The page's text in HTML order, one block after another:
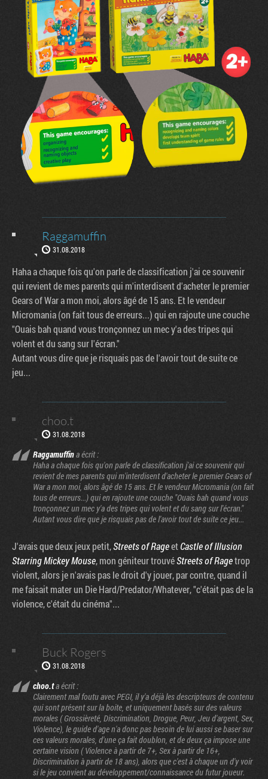
Raggamuffin
31.08.2018
Haha a chaque fois qu'on parle de classification j'ai ce souvenir
qui revient de mes parents qui m'interdisent d'acheter le premier
Gears of War a mon moi, alors âgé de 15 ans. Et le vendeur
Micromania (on fait tous de erreurs...) qui en rajoute une couche
"Ouais bah quand vous tronçonnez un mec y'a des tripes qui
volent et du sang sur l'écran."
Autant vous dire que je risquais pas de l'avoir tout de suite ce
jeu...
choo.t
31.08.2018
Raggamuffina écrit :
Haha a chaque fois qu'on parle de classification j'ai ce souvenir qui
revient de mes parents qui m'interdisent d'acheter le premier Gears of
War a mon moi, alors âgé de 15 ans. Et le vendeur Micromania (on fait
tous de erreurs...) qui en rajoute une couche "Ouais bah quand vous
tronçonnez un mec y'a des tripes qui volent et du sang sur l'écran."
Autant vous dire que je risquais pas de l'avoir tout de suite ce jeu...
J'avais que deux jeux petit,Streets of RageetCastle of Illusion
Starring Mickey Mouse, mon géniteur trouvéStreets of Ragetrop
violent, alors je n'avais pas le droit d'y jouer, par contre, quand il
me faisait mater un Die Hard/Predator/Whatever, "c'était pas de la
violence, c'était du cinéma"...
Buck Rogers
31.08.2018
choo.ta écrit :
Clairement mal foutu avec PEGI, il y'a déjà les descripteurs de contenu
qui sont présent sur la boite, et uniquement basés sur des valeurs
morales ( Grossièreté, Discrimination, Drogue, Peur, Jeu d'argent, Sex,
Violence), le guide d'age n'a donc pas besoin de lui aussi se baser sur
ces valeurs morales, d'une ça fait doublon, et de deux ça impose une
certaine vision ( Violence à partir de 7+, Sex à partir de 16+,
Discrimination à partir de 18 ans), alors que c'est à chaque un d'y voir
si le jeu convient au développement/connaissance du futur joueur.